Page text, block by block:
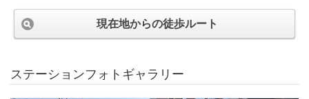
現在地からの徒歩ルート
ステーションフォトギャラリー